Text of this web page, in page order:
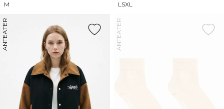
M
LSXL
ANTEATER ANTEATER